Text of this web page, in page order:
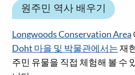
원주민 역사 배우기
Longwoods Conservation Area
Doht 마을 및 박물관에서는재
주민 유물을 직접 체험해 볼 수